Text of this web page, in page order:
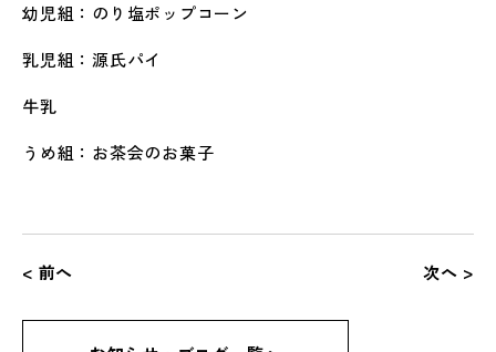
幼児組：のり塩ポップコーン
乳児組：源氏パイ
牛乳
うめ組：お茶会のお菓子
< 前へ 次へ >